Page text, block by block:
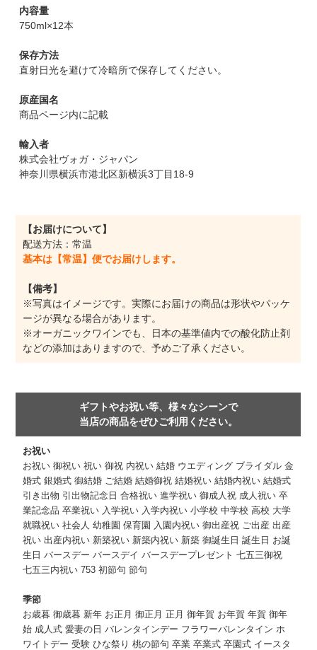
内容量
750ml×12本
保存方法
直射日光を避けて冷暗所で保存してください。
原産国名
商品ページ内に記載
輸入者
株式会社ヴォガ・ジャパン
神奈川県横浜市港北区新横浜3丁目18-9
【お届けについて】
配送方法：常温
基本は【常温】便でお届けします。
【備考】
※写真はイメージです。実際にお届けの商品は形状やパッケ
ージが異なる場合があります。
※オーガニックワインでも、日本の基準値内での酸化防止剤
などの添加はありますので、予めご了承ください。
ギフトやお祝い等、様々なシーンで
当店の商品をぜひご利用ください。
お祝い
お祝い 御祝い 祝い 御祝 内祝い 結婚 ウエディング ブライダル 金
婚式 銀婚式 御結婚 ご結婚 結婚御祝 結婚祝い 結婚内祝い 結婚式
引き出物 引出物記念日 合格祝い 進学祝い 御成人祝 成人祝い 卒
業記念品 卒業祝い 入学祝い 入学内祝い 小学校 中学校 高校 大学
就職祝い 社会人 幼稚園 保育園 入園内祝い 御出産祝 ご出産 出産
祝い 出産内祝い 新築祝い 新築内祝い 新築 御誕生日 誕生日 お誕
生日 バースデー バースデイ バースデープレゼント 七五三御祝
七五三内祝い 753 初節句 節句
季節
お歳暮 御歳暮 新年 お正月 御正月 正月 御年賀 お年賀 年賀 御年
始 成人式 愛妻の日 バレンタインデー フラワーバレンタイン ホ
ワイトデー 受験 ひな祭り 桃の節句 卒業 卒業式 卒園式 イースタ